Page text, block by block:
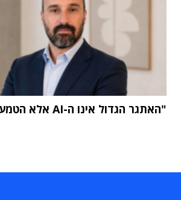
"האתגר הגדול אינו ה-AI אלא הטמעתה בארגון"